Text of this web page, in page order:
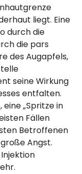
liegt. Eine
durch die
die pars
des Augapfels,
seine Wirkung
entfalten.
„Spritze in
Fällen
Betroffenen
Angst.